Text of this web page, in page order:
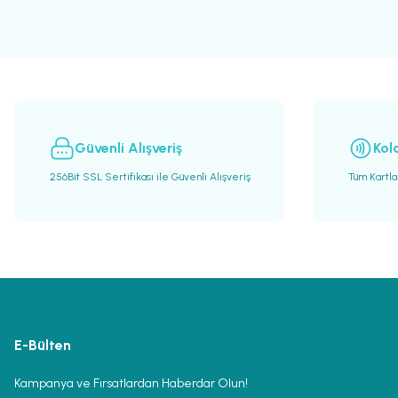
Güvenli Alışveriş
256Bit SSL Sertifikası ile Güvenli Alışveriş Tüm
E-Bülten
Kampanya ve Fırsatlardan Haberdar Olun!